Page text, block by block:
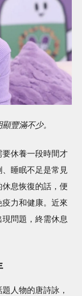
豐滿不少。
休養一段時間才
睡眠不足是常見
息恢復的話，便
力和健康。近來
問題，終需休息
人物的唐詩詠，